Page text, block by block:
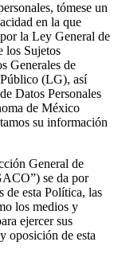
tómese un
en la que
la Ley General de
los Sujetos
Generales de
(LG), así
Datos Personales
de México
su información
General de
se da por
de esta Política, las
los medios y
ejercer sus
oposición de esta